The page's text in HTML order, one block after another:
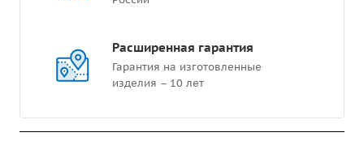
Расширенная гарантия
Гарантия на изготовленные
изделия – 10 лет